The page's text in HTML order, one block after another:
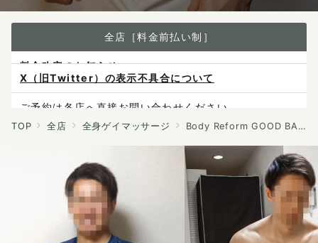
全店［料金前払い制］
X（旧Twitter）の表示不具合について
ご予約は各店へ直接お問い合わせください。
料金は当日施術前にお支払いください。
料金改定のお知らせ
TOP 全店 全身ゲイマッサージ Body Reform GOOD BALANCE